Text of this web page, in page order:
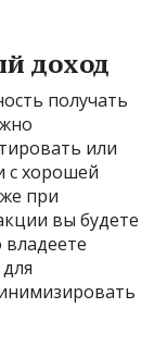
доход
получать
или
с хорошей
при
вы будете
владеете